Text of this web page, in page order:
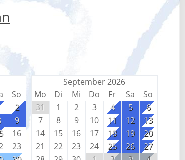
So
2
9
16
23
September 2026
Mo
Di Mi Do Fr Sa
So
31
1 2 3 4 5
6
7
8 9 10 11 12
13
14
15 16 17 18 19
20
21
22 23 24 25 26
27